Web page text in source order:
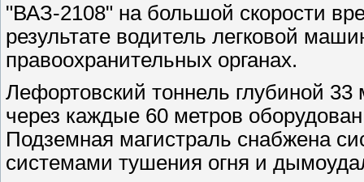
"ВАЗ-2108" на большой скорости
результате водитель легковой
правоохранительных органах.
Лефортовский тоннель глубиной
через каждые 60 метров
Подземная магистраль снабжена
системами тушения огня и